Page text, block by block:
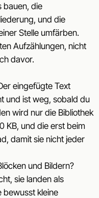
bauen, die
und die
Stelle umfärben.
Aufzählungen, nicht
davor.
eingefügte Text
und ist weg, sobald du
wird nur die Bibliothek
KB, und die erst beim
damit sie nicht jeder
und Bildern?
sie landen als
bewusst kleine